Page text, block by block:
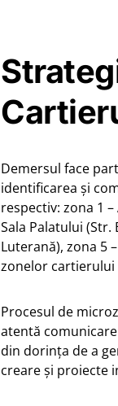
Demersul face
identificarea și
respectiv: zona 1
Sala Palatului
Luterană), zona 5
zonelor
Procesul de
atentă
din dorința de a
creare și proiecte